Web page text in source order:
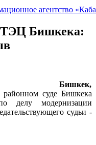
ТЭЦ Бишкека:
Бишкек,
суде Бишкека
делу модернизации
судьи -